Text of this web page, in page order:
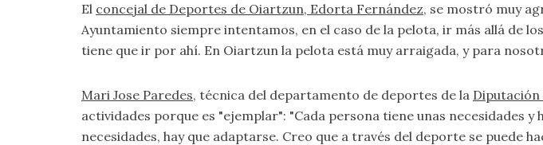
El concejal de Deportes de Oiartzun, Edorta Fernández, se mostró muy
Ayuntamiento siempre intentamos, en el caso de la pelota, ir más allá de
tiene que ir por ahí. En Oiartzun la pelota está muy arraigada, y para
Mari Jose Paredes, técnica del departamento de deportes de la Diputación
actividades porque es "ejemplar": "Cada persona tiene unas necesidades
necesidades, hay que adaptarse. Creo que a través del deporte se puede